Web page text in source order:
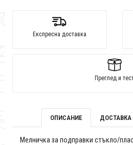
Експресна доставка
Преглед и
ОПИСАНИЕ ДОСТАВКА
Мелничка за подправки стъкло/